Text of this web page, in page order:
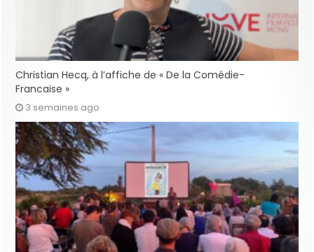
Christian Hecq, à l’affiche de « De la Comédie-
Francaise »
3 semaines ago